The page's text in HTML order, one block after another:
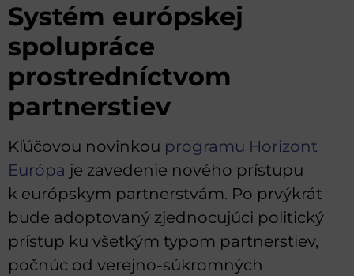
Systém európskej
spolupráce
prostredníctvom
partnerstiev
Kľúčovou novinkou programu Horizont
Európa je zavedenie nového prístupu
k európskym partnerstvám. Po prvýkrát
bude adoptovaný zjednocujúci politický
prístup ku všetkým typom partnerstiev,
počnúc od verejno-súkromných